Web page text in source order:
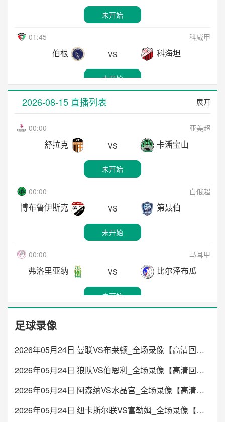
VS
VS
未开始
23:30 斯亚甲
伦达瓦 VS 亚穆尼积
未开始
23:45 白俄超
明斯克 VS 戈梅利
未开始
23:45 立陶甲
苏杜瓦 VS 班加
未开始
索菲亚塞普泰姆夫里
02:15 斯亚甲
布里涅格罗苏普列 ASK布拉沃
02:15
VS
03:00
VS
03:30
VS
里奥阿维 吉尔维森特
03:30
未开始
01:45 科威甲
伯根 VS 科海坦
未开始
01:45 科威甲
未开始
VS
未开始
VS
未开始
穆卡拉体育 VS 哈德瑞马特
21:00 也门甲
萨德FC VS 阿布亚
未开始
22:00 塔吉克超
展开
2026-08-15 直播列表
00:00 亚美超
舒拉克 VS 卡潘宝山
未开始
00:00 白俄超
博布鲁伊斯克 VS 第聂伯
未开始
00:00 马耳甲
弗洛里亚纳 VS 比尔泽布瓜
未开始
00:00
格兹拉联
莫斯塔FC 阿姆伦斯巴达
足球录像
2026年05月24日 曼联VS布莱顿_全场录像【高清回放】
2026年05月24日 狼队VS伯恩利_全场录像【高清回放】
2026年05月24日 阿森纳VS水晶宫_全场录像【高清回放】
2026年05月24日 纽卡斯尔联VS富勒姆_全场录像【高清回放】